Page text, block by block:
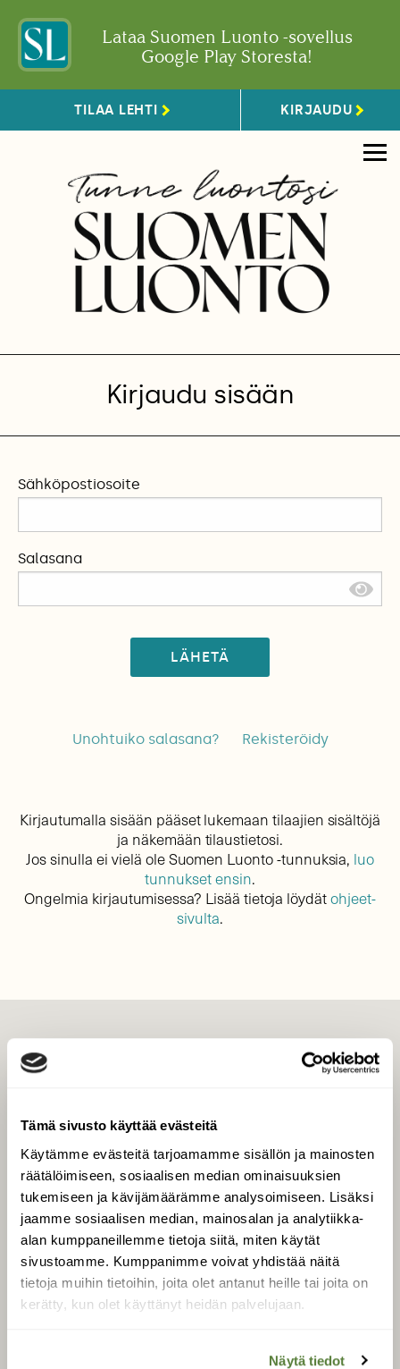
Tämä sivusto käyttää evästeitä
Käytämme evästeitä tarjoamamme sisällön ja mainosten
räätälöimiseen, sosiaalisen median ominaisuuksien
tukemiseen ja kävijämäärämme analysoimiseen. Lisäksi
jaamme sosiaalisen median, mainosalan ja analytiikka-
alan kumppaneillemme tietoja siitä, miten käytät
sivustoamme. Kumppanimme voivat yhdistää näitä
tietoja muihin tietoihin, joita olet antanut heille tai joita on
kerätty, kun olet käyttänyt heidän palvelujaan.
Näytä tiedot
Lataa Suomen Luonto -sovellus
Google Play Storesta!
TILAA LEHTI KIRJAUDU
Kirjaudu sisään
Sähköpostiosoite
Salasana
LÄHETÄ
Unohtuiko salasana? Rekisteröidy
Kirjautumalla sisään pääset lukemaan tilaajien sisältöjä
ja näkemään tilaustietosi.
Jos sinulla ei vielä ole Suomen Luonto -tunnuksia, luo
tunnukset ensin.
Ongelmia kirjautumisessa? Lisää tietoja löydätohjeet-
sivulta.
Tilaa digilukuoikeus
Äänestä parasta juttua
Tilaa uutiskirje
SUOMEN LUONNON­
SUOJELU­LIITTO
Suomen Luonto -lehden
luonnonsuojelu­liitto.